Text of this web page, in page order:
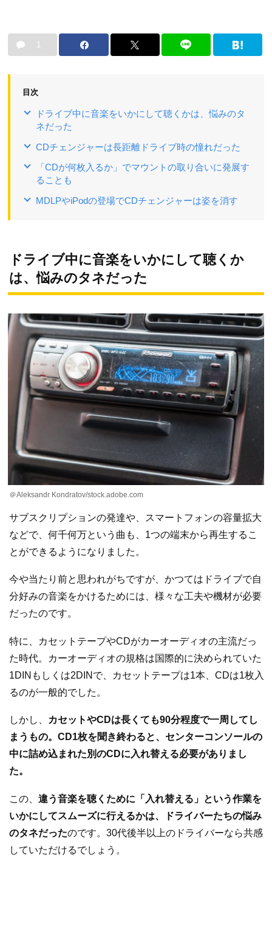
1
目次
ドライブ中に音楽をいかにして聴くかは、悩みのタ
ネだった
CDチェンジャーは長距離ドライブ時の憧れだった
「CDが何枚入るか」でマウントの取り合いに発展す
ることも
MDLPやiPodの登場でCDチェンジャーは姿を消す
ドライブ中に音楽をいかにして聴くか
は、悩みのタネだった
＠Aleksandr Kondratov/stock.adobe.com
サブスクリプションの発達や、スマートフォンの容量拡大
などで、何千何万という曲も、1つの端末から再生するこ
とができるようになりました。
今や当たり前と思われがちですが、かつてはドライブで自
分好みの音楽をかけるためには、様々な工夫や機材が必要
だったのです。
特に、カセットテープやCDがカーオーディオの主流だっ
た時代。カーオーディオの規格は国際的に決められていた
1DINもしくは2DINで、カセットテープは1本、CDは1枚入
るのが一般的でした。
しかし、
カセットやCDは長くても90分程度で一周してし
まうもの。CD1枚を聞き終わると、センターコンソールの
中に詰め込まれた別のCDに入れ替える必要がありまし
た。
この、 違う音楽を聴くために「入れ替える」という作業を
いかにしてスムーズに行えるかは、ドライバーたちの悩み
のタネだったのです。30代後半以上のドライバーなら共感
していただけるでしょう。